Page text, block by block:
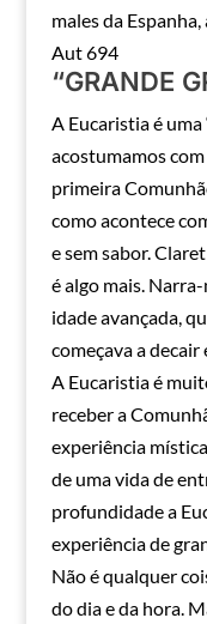
males da
Aut 694
“GRANDE
A Eucaristia é uma
acostumamos
primeira
como acontece
e sem sabor.
é algo mais.
idade avançada,
começava a decair
A Eucaristia é
receber a
experiência
de uma vida de
profundidade a
experiência de
Não é qualquer
do dia e da hora.